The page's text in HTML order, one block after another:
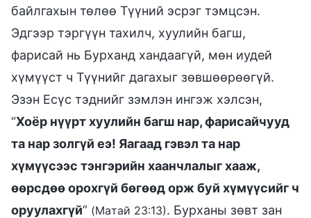
байлгахын төлөө Түүний эсрэг тэмцсэн.
Эдгээр тэргүүн тахилч, хуулийн багш,
фарисай нь Бурханд хандаагүй, мөн иудей
хүмүүст ч Түүнийг дагахыг зөвшөөрөөгүй.
Эзэн Есүс тэднийг зэмлэн ингэж хэлсэн,
“Хоёр нүүрт хуулийн багш нар, фарисайчууд
та нар золгүй еэ! Яагаад гэвэл та нар
хүмүүсээс тэнгэрийн хаанчлалыг хааж,
өөрсдөө орохгүй бөгөөд орж буй хүмүүсийг ч
оруулахгүй” (Maтай 23:13). Бурханы зөвт зан